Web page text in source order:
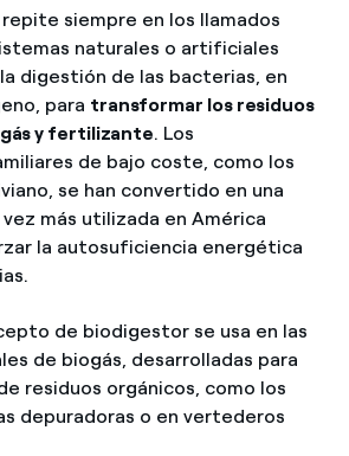
siempre en los llamados
naturales o artificiales
digestión de las bacterias, en
para transformar los residuos
y fertilizante. Los
de bajo coste, como los
se han convertido en una
más utilizada en América
la autosuficiencia energética
de biodigestor se usa en las
de biogás, desarrolladas para
residuos orgánicos, como los
depuradoras o en vertederos